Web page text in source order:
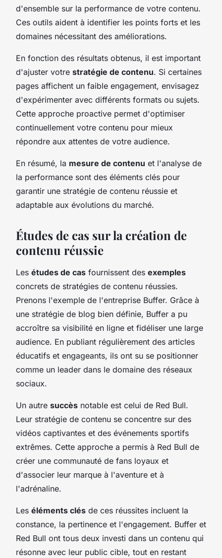
d'ensemble sur la performance de votre contenu.
Ces outils aident à identifier les points forts et les
domaines nécessitant des améliorations.
En fonction des résultats obtenus, il est important
d'ajuster votre stratégie de contenu. Si certaines
pages affichent un faible engagement, envisagez
d'expérimenter avec différents formats ou sujets.
Cette approche proactive permet d'optimiser
continuellement votre contenu pour mieux
répondre aux attentes de votre audience.
En résumé, la mesure de contenu et l'analyse de
la performance sont des éléments clés pour
garantir une stratégie de contenu réussie et
adaptable aux évolutions du marché.
Études de cas sur la création de
contenu réussie
Les études de cas fournissent des exemples
concrets de stratégies de contenu réussies.
Prenons l'exemple de l'entreprise Buffer. Grâce à
une stratégie de blog bien définie, Buffer a pu
accroître sa visibilité en ligne et fidéliser une large
audience. En publiant régulièrement des articles
éducatifs et engageants, ils ont su se positionner
comme un leader dans le domaine des réseaux
sociaux.
Un autre succès notable est celui de Red Bull.
Leur stratégie de contenu se concentre sur des
vidéos captivantes et des événements sportifs
extrêmes. Cette approche a permis à Red Bull de
créer une communauté de fans loyaux et
d'associer leur marque à l'aventure et à
l'adrénaline.
Les éléments clés de ces réussites incluent la
constance, la pertinence et l'engagement. Buffer et
Red Bull ont tous deux investi dans un contenu qui
résonne avec leur public cible, tout en restant